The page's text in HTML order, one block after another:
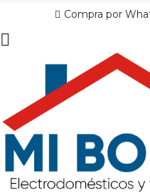
Compra por